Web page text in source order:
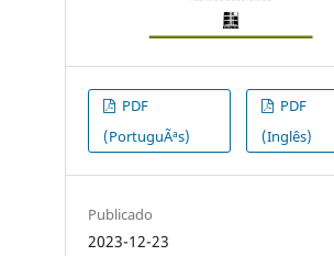
PDF
(PortuguÃªs)
PDF
(Inglês)
Publicado
2023-12-23